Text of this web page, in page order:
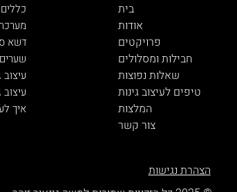
דשא
עיצוב
עיצוב
איך
בית
אודות
פרויקטים
חבילות ומסלולים
שאלות נפוצות
טיפים לעיצוב גינות
המלצות
צור קשר
הצהרת נגישות